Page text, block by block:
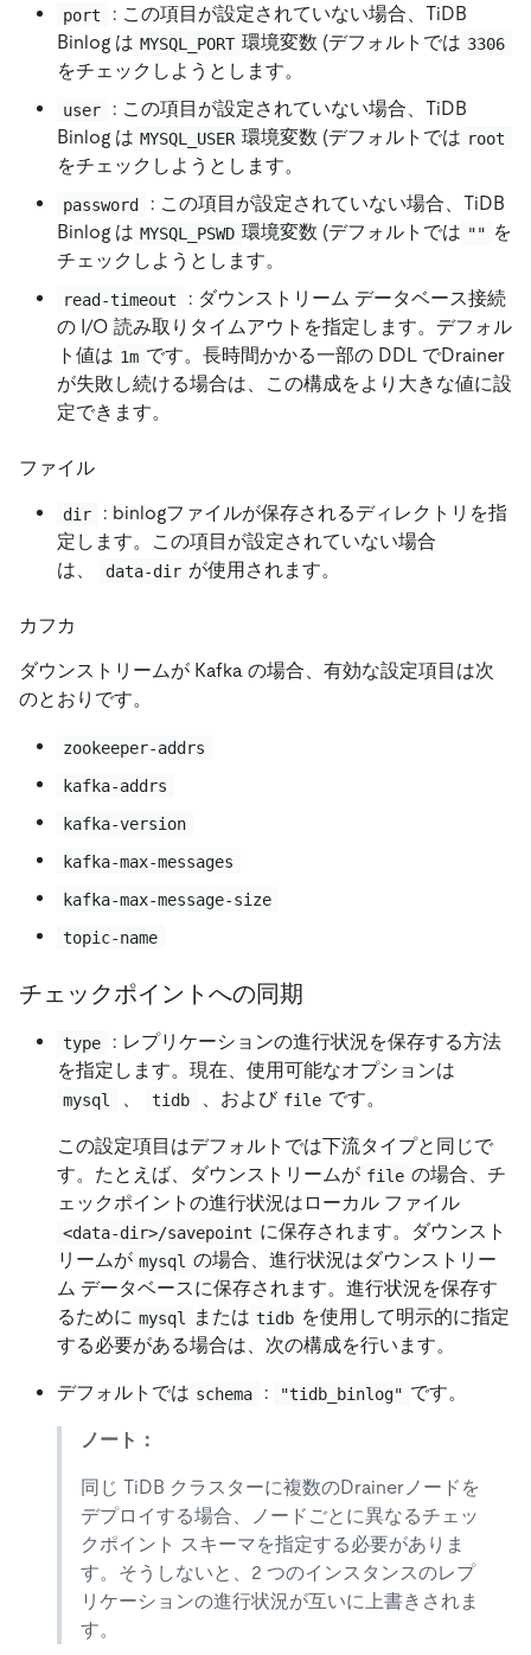
port
: この項目が設定されていない場合、TiDB
Binlog は MYSQL_PORT 環境変数 (デフォルトでは 3306
をチェックしようとします。
user
: この項目が設定されていない場合、TiDB
Binlog は MYSQL_USER 環境変数 (デフォルトでは root
をチェックしようとします。
password
: この項目が設定されていない場合、TiDB
Binlog は MYSQL_PSWD 環境変数 (デフォルトでは "" を
チェックしようとします。
read-timeout
: ダウンストリーム データベース接続
の I/O 読み取りタイムアウトを指定します。デフォル
ト値は 1m です。長時間かかる一部の DDL でDrainer
が失敗し続ける場合は、この構成をより大きな値に設
定できます。
ファイル
dir
: binlogファイルが保存されるディレクトリを指
定します。この項目が設定されていない場合
は、
data-dir が使用されます。
カフカ
ダウンストリームが Kafka の場合、有効な設定項目は次
のとおりです。
zookeeper-addrs
kafka-addrs
kafka-version
kafka-max-messages
kafka-max-message-size
topic-name
チェックポイントへの同期
type
: レプリケーションの進行状況を保存する方法
を指定します。現在、使用可能なオプションは
mysql 、 tidb 、および file です。
この設定項目はデフォルトでは下流タイプと同じで
す。たとえば、ダウンストリームが file の場合、チ
ェックポイントの進行状況はローカル ファイル
<data-dir>/savepoint に保存されます。ダウンスト
リームが mysql の場合、進行状況はダウンストリー
ム データベースに保存されます。進行状況を保存す
るために mysql または tidb を使用して明示的に指定
する必要がある場合は、次の構成を行います。
デフォルトでは schema : "tidb_binlog" です。
ノート：
同じ TiDB クラスターに複数のDrainerノードを
デプロイする場合、ノードごとに異なるチェッ
クポイント スキーマを指定する必要がありま
す。そうしないと、2 つのインスタンスのレプ
リケーションの進行状況が互いに上書きされま
す。